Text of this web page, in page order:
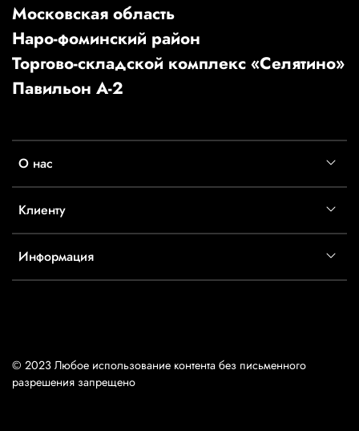
О нас
Клиенту
Информация
Московская область
Наро-фоминский район
Торгово-складской комплекс «Селятино»
Павильон А-2
© 2023 Любое использование контента без письменного
разрешения запрещено